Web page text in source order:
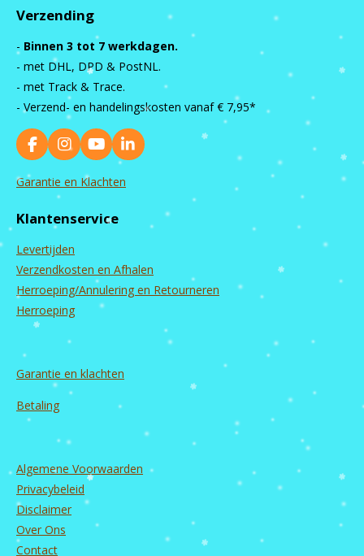
Verzending
- Binnen 3 tot 7 werkdagen.
- met DHL, DPD & PostNL.
- met Track & Trace.
- Verzend- en handelingskosten vanaf € 7,95*
F
a
c
o
k
I
n
s
g
a
m
Y
o
u
b
L
i
Garantie en Klachten
Klantenservice
Levertijden
Verzendkosten en Afhalen
Herroeping/Annulering en Retourneren
Herroeping
Garantie en klachten
Betaling
Algemene Voorwaarden
Privacybeleid
Disclaimer
Over Ons
Contact